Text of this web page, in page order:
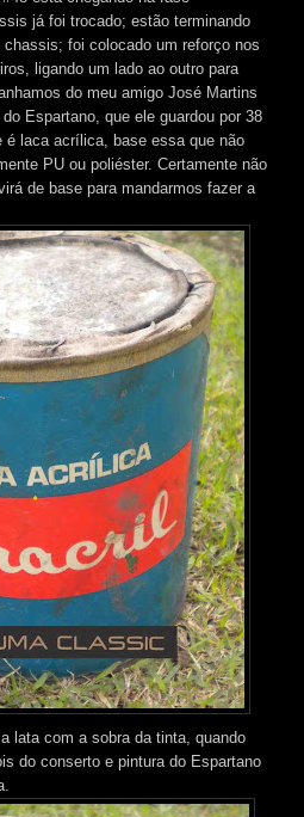
já foi trocado; estão terminando
foi colocado um reforço nos
ligando um lado ao outro para
do meu amigo José Martins
Espartano, que ele guardou por 38
é laca acrílica, base essa que não
PU ou poliéster. Certamente não
de base para mandarmos fazer a
lata com a sobra da tinta, quando
do conserto e pintura do Espartano